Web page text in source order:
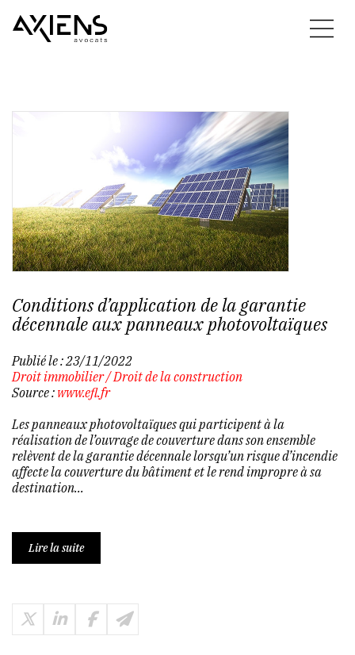
Conditions d’application de la garantie
décennale aux panneaux photovoltaïques
Publié le :23/11/2022
Droit immobilier/Droit de la construction
Source : www.efl.fr
Les panneaux photovoltaïques qui participent à la
réalisation de l’ouvrage de couverture dans son ensemble
relèvent de la garantie décennale lorsqu’un risque d’incendie
affecte la couverture du bâtiment et le rend impropre à sa
destination...
Lire la suite